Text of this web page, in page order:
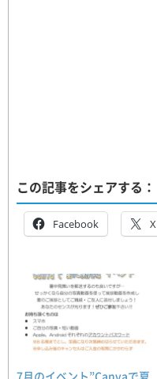
この記事をシェアする：
Facebook X
7月のイベント”Canvaで夏